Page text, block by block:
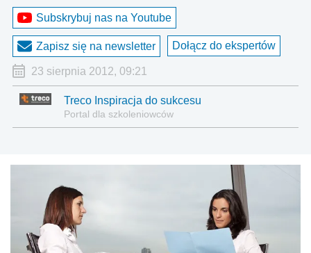
Subskrybuj nas na Youtube
Zapisz się na newsletter Dołącz do ekspertów
23 sierpnia 2012, 09:21
Treco Inspiracja do sukcesu
Portal dla szkoleniowców